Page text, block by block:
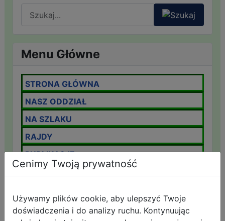
Menu Główne
STRONA GŁÓWNA
NASZ ODDZIAŁ
NA SZLAKU
RAJDY
PUBLIKACJE
PRZEWODNICY
KOMUNIKAT LAWINOWY
Cenimy Twoją prywatność
Używamy plików cookie, aby ulepszyć Twoje
doświadczenia i do analizy ruchu. Kontynuując